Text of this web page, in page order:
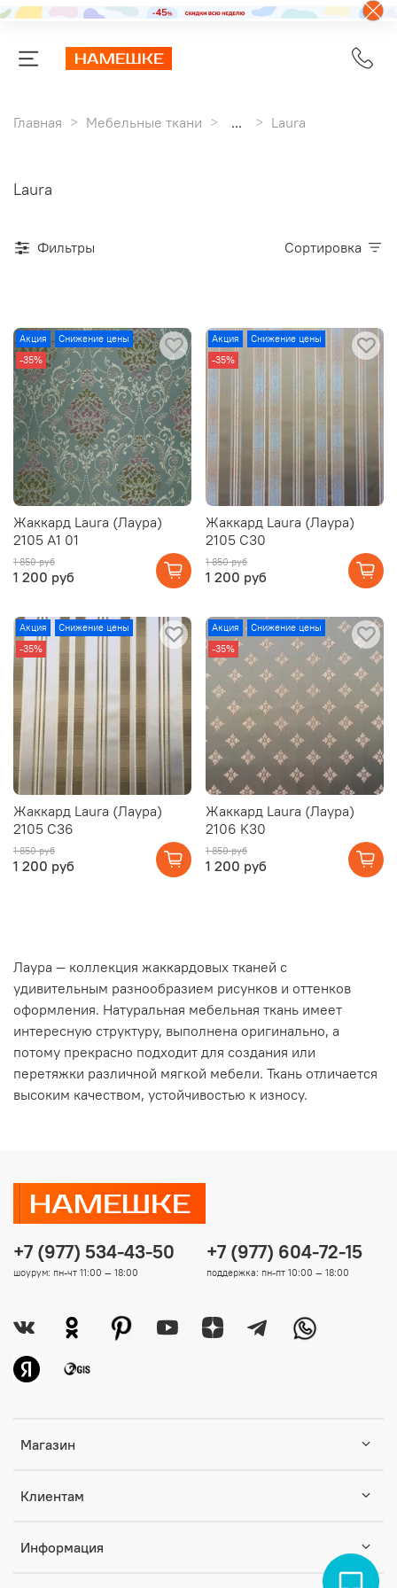
Главная Мебельные ткани ... Laura
Laura
Фильтры Сортировка
Акция
Снижение цены
-35%
Жаккард Laura (Лаура)
2105 А1 01
1 850 руб
1 200 руб
Акция
Снижение цены
-35%
Жаккард Laura (Лаура)
2105 C30
1 850 руб
1 200 руб
Акция
Снижение цены
-35%
Жаккард Laura (Лаура)
2105 C36
1 850 руб
1 200 руб
Акция
Снижение цены
-35%
Жаккард Laura (Лаура)
2106 K30
1 850 руб
1 200 руб
Лаура — коллекция жаккардовых тканей с
удивительным разнообразием рисунков и оттенков
оформления. Натуральная мебельная ткань имеет
интересную структуру, выполнена оригинально, а
потому прекрасно подходит для создания или
перетяжки различной мягкой мебели. Ткань отличается
высоким качеством, устойчивостью к износу.
Магазин
Клиентам
Информация
+7 (977) 534-43-50
шоурум: пн-чт 11:00 — 18:00
+7 (977) 604-72-15
поддержка: пн-пт 10:00 — 18:00